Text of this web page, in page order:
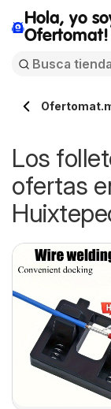
Hola, yo
Ofertomat!
Los
ofertas